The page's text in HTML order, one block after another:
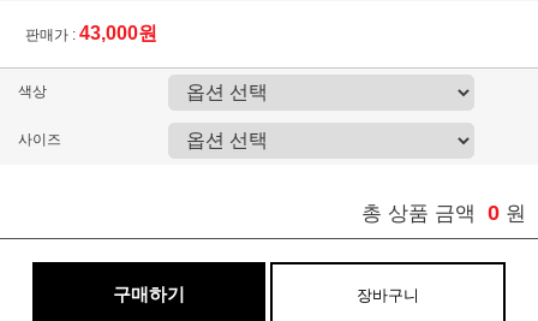
판매가 : 43,000원
색상
사이즈
총 상품 금액 0 원
구매하기 장바구니